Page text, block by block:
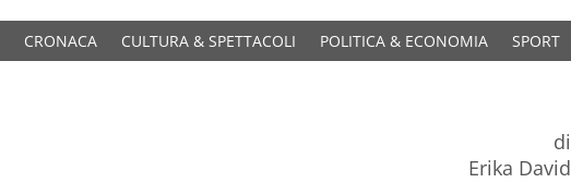
CRONACA CULTURA & SPETTACOLI POLITICA & ECONOMIA SPORT
di
Erika David